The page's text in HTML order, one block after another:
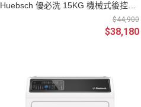
Huebsch 優必洗 15KG 機械式後控直
$44,900
$38,180